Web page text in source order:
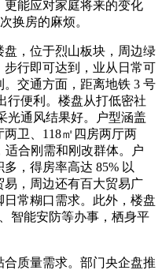
能应对家庭将来的变化
换房的麻烦。
，位于烈山板块，周边绿
行即可达到，业从日常可
交通方面，距离地铁 3 号
行便利。楼盘从打低密社
光通风结果好。户型涵盖
卫、118㎡四房两厅两
适合刚需和刚改群体。户
，得房率高达 85% 以
易，周边还有百大贸易广
常糊口需求。此外，楼盘
智能安防等办事，栖身平
质量需求。部门央企盘推